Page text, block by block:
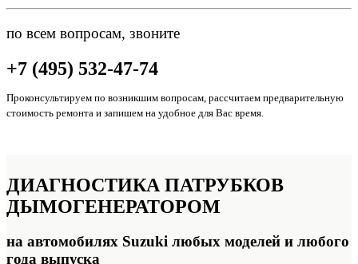
по всем вопросам, звоните
+7 (495) 532-47-74
Проконсультируем по возникшим вопросам, рассчитаем предварительную
стоимость ремонта и запишем на удобное для Вас время.
ДИАГНОСТИКА ПАТРУБКОВ
ДЫМОГЕНЕРАТОРОМ
на автомобилях Suzuki любых моделей и любого
года выпуска